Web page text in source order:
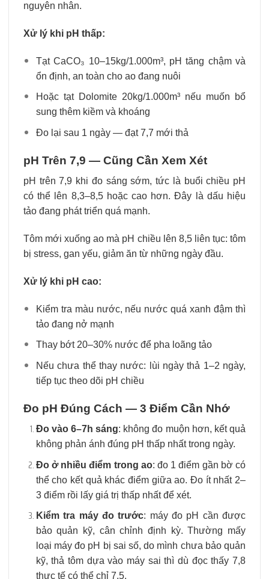
nguyên nhân.
Xử lý khi pH thấp:
Tạt CaCO₃ 10–15kg/1.000m³, pH tăng chậm và
ổn định, an toàn cho ao đang nuôi
Hoặc tạt Dolomite 20kg/1.000m³ nếu muốn bổ
sung thêm kiềm và khoáng
Đo lại sau 1 ngày — đạt 7,7 mới thả
pH Trên 7,9 — Cũng Cần Xem Xét
pH trên 7,9 khi đo sáng sớm, tức là buổi chiều pH
có thể lên 8,3–8,5 hoặc cao hơn. Đây là dấu hiệu
tảo đang phát triển quá mạnh.
Tôm mới xuống ao mà pH chiều lên 8,5 liên tục: tôm
bị stress, gan yếu, giảm ăn từ những ngày đầu.
Xử lý khi pH cao:
Kiểm tra màu nước, nếu nước quá xanh đậm thì
tảo đang nở mạnh
Thay bớt 20–30% nước để pha loãng tảo
Nếu chưa thể thay nước: lùi ngày thả 1–2 ngày,
tiếp tục theo dõi pH chiều
Đo pH Đúng Cách — 3 Điểm Cần Nhớ
Đo vào 6–7h sáng: không đo muộn hơn, kết quả
không phản ánh đúng pH thấp nhất trong ngày.
Đo ở nhiều điểm trong ao: đo 1 điểm gần bờ có
thể cho kết quả khác điểm giữa ao. Đo ít nhất 2–
3 điểm rồi lấy giá trị thấp nhất để xét.
Kiểm tra máy đo trước: máy đo pH cần được
bảo quản kỹ, cân chỉnh định kỳ. Thường mấy
loại máy đo pH bị sai số, do mình chưa bảo quản
kỹ, thả tôm dựa vào máy sai thì dù đọc thấy 7,8
thực tế có thể chỉ 7,5.